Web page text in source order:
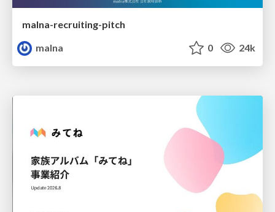
malna-recruiting-pitch
malna
0 24k